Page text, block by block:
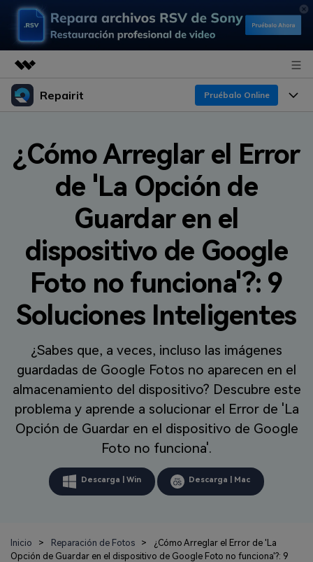
Productos destacados
Utilidades
Resumen
Quiénes somos
Soporte
Repairit Pruébalo Online
Repairit IA
Repara y mejora archivos con IA
multiplataforma
Pruébalo Gratis
Repara y mejora archivos en línea
Pruébalo en Línea
Repara correos dañados de Outlook
Funciones
Para PC
Perspectiva Tecnológica
Guías y Soporte
Recursos
Soluciones de Video
Soluciones de Fotos
Soluciones de Audio
Descubre Más Soluciones
Precios
Repairit Toolkit
documentos y audios con inteligencia artificial.
Repairit for Email
Recupera sin complicaciones tus archivos
PST/OST y correos electrónicos eliminados de
Abre la app Iniciar sesión
¿Cómo Arreglar el Error
de 'La Opción de
Guardar en el
dispositivo de Google
Foto no funciona'?: 9
Soluciones Inteligentes
¿Sabes que, a veces, incluso las imágenes
guardadas de Google Fotos no aparecen en el
almacenamiento del dispositivo? Descubre este
problema y aprende a solucionar el Error de 'La
Opción de Guardar en el dispositivo de Google
Foto no funciona'.
Descarga | Win Descarga | Mac
Inicio > Reparación de Fotos >
¿Cómo Arreglar el Error de 'La
Opción de Guardar en el dispositivo de Google Foto no funciona'?: 9